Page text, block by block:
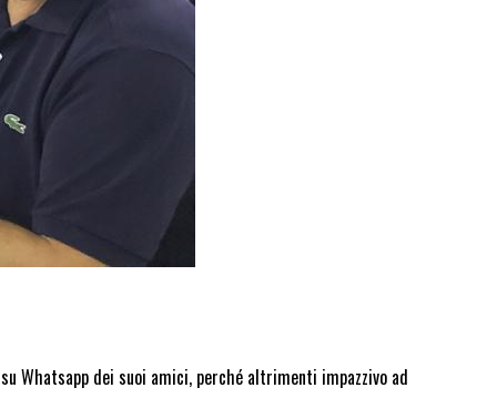
Whatsapp dei suoi amici, perché altrimenti impazzivo ad